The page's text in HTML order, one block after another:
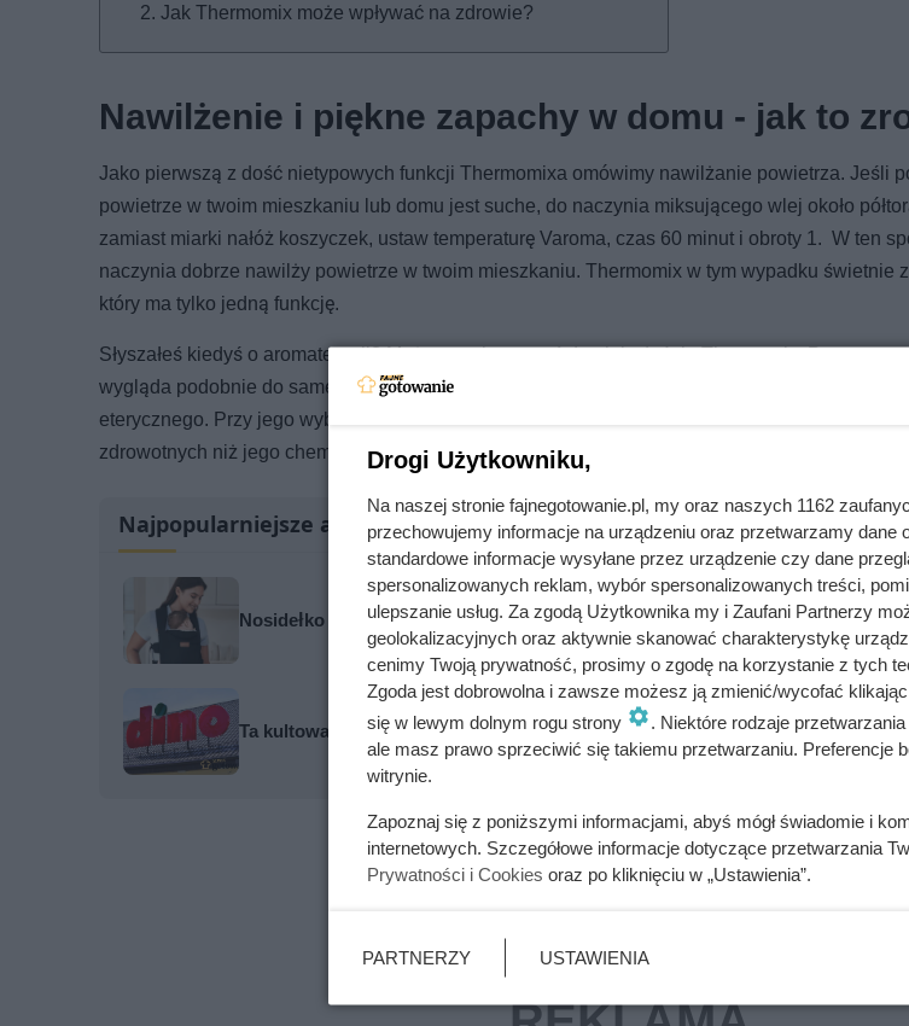
Jak Thermomix może wpływać na zdrowie?
Nawilżenie i piękne zapachy w domu - jak to
Jako pierwszą z dość nietypowych funkcji Thermomixa omówimy nawilżanie powietrza. Jeśli
powietrze w twoim mieszkaniu lub domu jest suche, do naczynia miksującego wlej około
zamiast miarki nałóż koszyczek, ustaw temperaturę Varoma, czas 60 minut i obroty 1. W ten
naczynia dobrze nawilży powietrze w twoim mieszkaniu. Thermomix w tym wypadku świetnie
który ma tylko jedną funkcję.
Słyszałeś kiedyś o aromaterapii? Możesz wykorzystać do niej właśnie Thermomix.
wygląda podobnie do samego nawilżania. Różnica polega jedynie no dodatku do wody kilku
eterycznego. Przy jego wyborze zwróć uwagę na to, aby był naturalny, ponieważ posiada on
zdrowotnych niż jego chemiczny zamiennik.
Najpopularniejsze artykuły
Nosidełko czy chusta: co lepiej sprawdzi się w Twojej sytuacji
Ta kultowa kawa mocno potaniała. Klienci Dino biorą po dwa opakowania
Drogi Użytkowniku,
Na naszej stronie fajnegotowanie.pl, my oraz naszych 1162
przechowujemy informacje na urządzeniu oraz przetwarzamy dane
standardowe informacje wysyłane przez urządzenie czy dane
spersonalizowanych reklam, wybór spersonalizowanych treści,
ulepszanie usług. Za zgodą Użytkownika my i Zaufani Partnerzy
geolokalizacyjnych oraz aktywnie skanować charakterystykę
cenimy Twoją prywatność, prosimy o zgodę na korzystanie z tych
Zgoda jest dobrowolna i zawsze możesz ją zmienić/wycofać
się w lewym dolnym rogu strony
. Niektóre rodzaje
ale masz prawo sprzeciwić się takiemu przetwarzaniu. Preferencje
witrynie.
Zapoznaj się z poniższymi informacjami, abyś mógł świadomie i
internetowych. Szczegółowe informacje dotyczące przetwarzania
Prywatności i Cookies oraz po kliknięciu w „Ustawienia”.
PARTNERZY USTAWIENIA